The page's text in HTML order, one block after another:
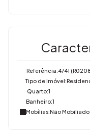
Referência:4741
Tipo de Imóvel:
Quarto:1
Banheiro:1
Mobílias:Não Mobiliado